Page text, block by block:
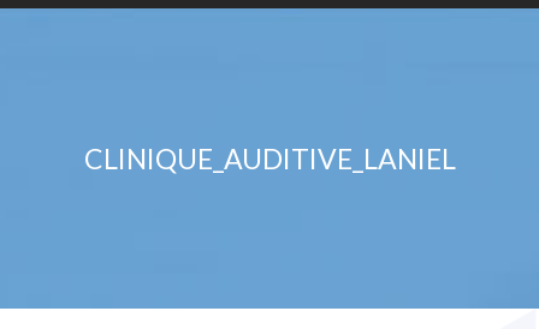
CLINIQUE_AUDITIVE_LANIEL